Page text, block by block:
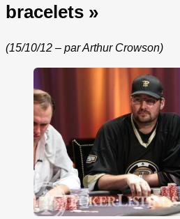
bracelets »
(15/10/12 – par Arthur Crowson)